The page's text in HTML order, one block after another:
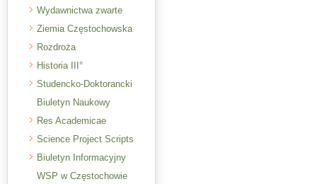
Wydawnictwa zwarte
Ziemia Częstochowska
Rozdroża
Historia III°
Studencko-Doktorancki
Biuletyn Naukowy
Res Academicae
Science Project Scripts
Biuletyn Informacyjny
WSP w Częstochowie